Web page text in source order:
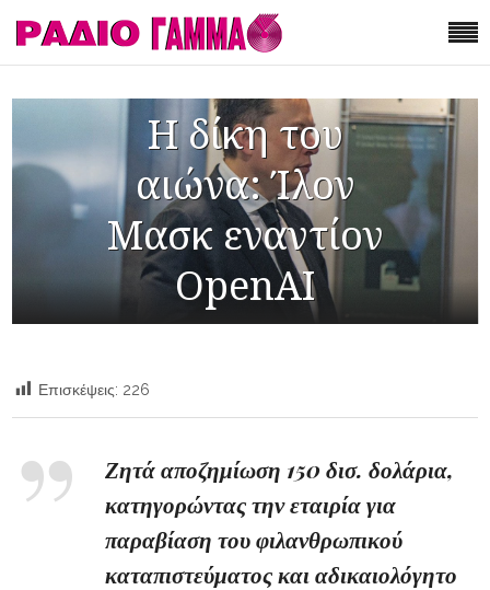
Η δίκη του
αιώνα: Ίλον
Μασκ εναντίον
OpenAI
Επισκέψεις: 226
Ζητά αποζημίωση 150 δισ. δολάρια,
κατηγορώντας την εταιρία για
παραβίαση του φιλανθρωπικού
καταπιστεύματος και αδικαιολόγητο